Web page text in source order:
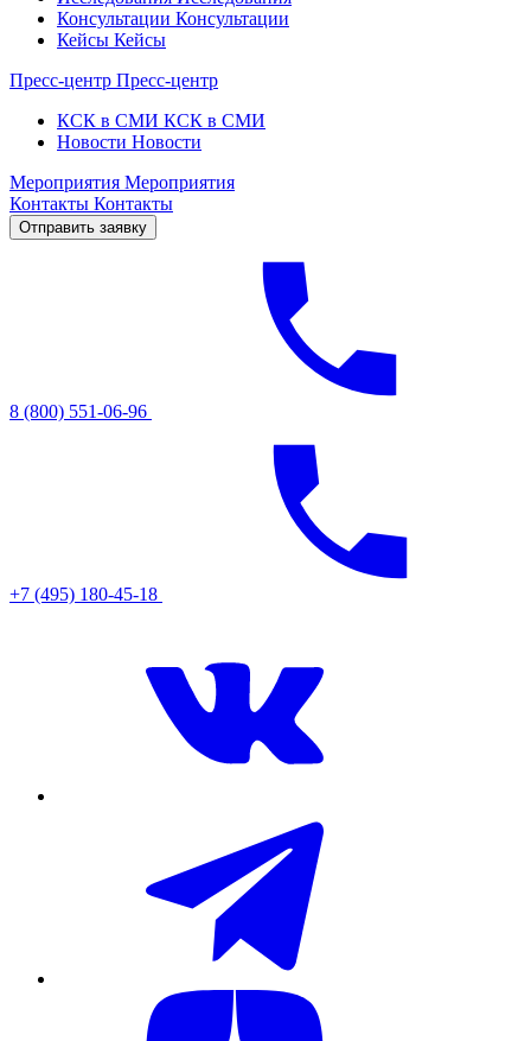
Консультации Консультации
Кейсы Кейсы
Пресс-центр Пресс-центр
КСК в СМИ КСК в СМИ
Новости Новости
Мероприятия Мероприятия
Контакты Контакты
Отправить заявку
8 (800) 551-06-96
+7 (495) 180-45-18